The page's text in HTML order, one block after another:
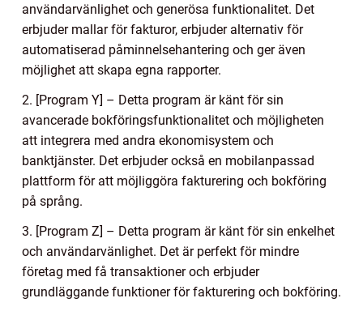
användarvänlighet och generösa funktionalitet. Det
erbjuder mallar för fakturor, erbjuder alternativ för
automatiserad påminnelsehantering och ger även
möjlighet att skapa egna rapporter.
2. [Program Y] – Detta program är känt för sin
avancerade bokföringsfunktionalitet och möjligheten
att integrera med andra ekonomisystem och
banktjänster. Det erbjuder också en mobilanpassad
plattform för att möjliggöra fakturering och bokföring
på språng.
3. [Program Z] – Detta program är känt för sin enkelhet
och användarvänlighet. Det är perfekt för mindre
företag med få transaktioner och erbjuder
grundläggande funktioner för fakturering och bokföring.